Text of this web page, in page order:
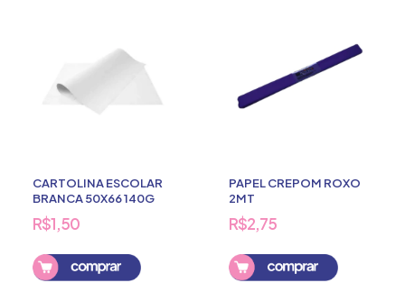
CARTOLINA ESCOLAR
BRANCA 50X66 140G
R$1,50
PAPEL CREPOM ROXO
2MT
R$2,75